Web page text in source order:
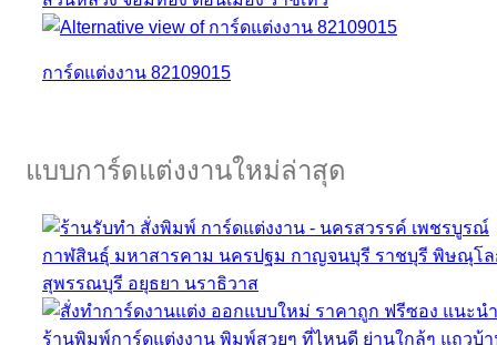
การ์ดแต่งงาน 82109015
แบบการ์ดแต่งงานใหม่ล่าสุด